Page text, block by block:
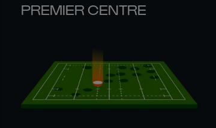
PREMIER CENTRE